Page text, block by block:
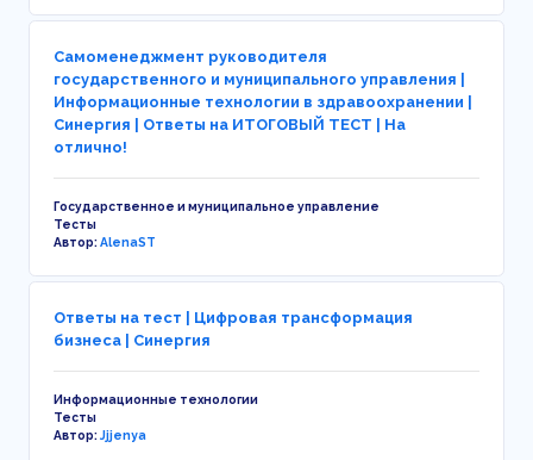
Самоменеджмент руководителя
государственного и муниципального управления |
Информационные технологии в здравоохранении |
Синергия | Ответы на ИТОГОВЫЙ ТЕСТ | На
отлично!
Государственное и муниципальное управление
Тесты
Автор:AlenaST
Ответы на тест | Цифровая трансформация
бизнеса | Синергия
Информационные технологии
Тесты
Автор:Jjjenya